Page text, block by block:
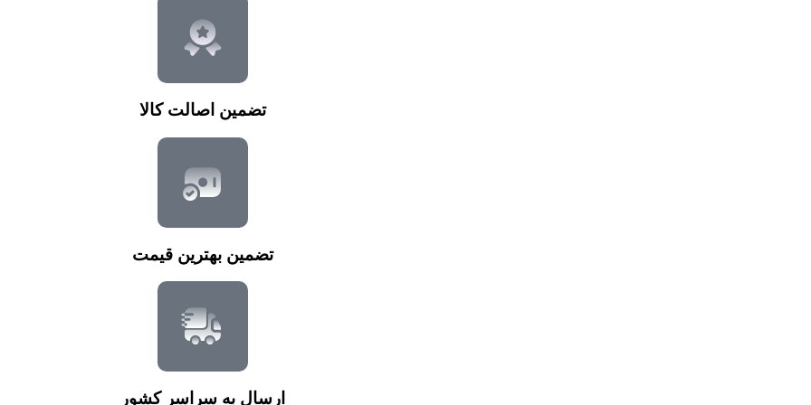
تضمین اصالت کالا
تضمین بهترین قیمت
ارسال به سراسر کشور